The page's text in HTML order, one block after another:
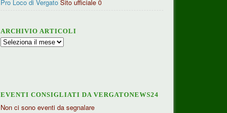
Pro Loco di Vergato Sito ufficiale 0
ARCHIVIO ARTICOLI
Archivio
EVENTI CONSIGLIATI DA VERGATONEWS24
Non ci sono eventi da segnalare